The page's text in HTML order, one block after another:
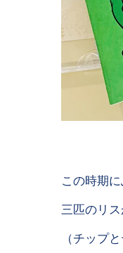
この時期
三匹のリ
（チップ